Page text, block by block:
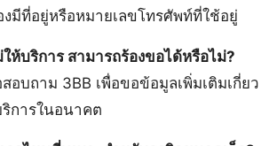
มีที่อยู่หรือหมายเลขโทรศัพท์ที่ใช้อยู่
ห้บริการ สามารถร้องขอได้หรือไม่?
อบถาม 3BB เพื่อขอข้อมูลเพิ่มเติมเกี่ยว
การในอนาคต